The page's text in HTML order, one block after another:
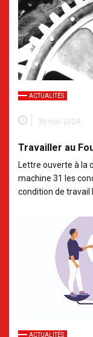
ACTUALITÉS
30 mai 2024
Travailler au
Lettre ouverte à la
machine 31 les
condition de
ACTUALITÉS